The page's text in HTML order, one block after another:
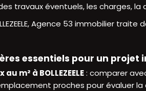
travaux éventuels, les charges,
Agence 53 immobilier
essentiels pour un projet
au m² à BOLLEZEELE: comparer
proches pour évaluer